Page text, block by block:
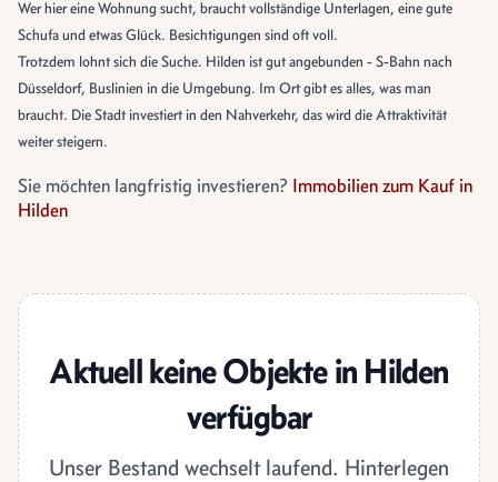
Wer hier eine Wohnung sucht, braucht vollständige Unterlagen, eine gute
Schufa und etwas Glück. Besichtigungen sind oft voll.
Trotzdem lohnt sich die Suche. Hilden ist gut angebunden - S-Bahn nach
Düsseldorf, Buslinien in die Umgebung. Im Ort gibt es alles, was man
braucht. Die Stadt investiert in den Nahverkehr, das wird die Attraktivität
weiter steigern.
Sie möchten langfristig investieren? Immobilien zum Kauf in
Hilden
Aktuell keine Objekte in Hilden
verfügbar
Unser Bestand wechselt laufend. Hinterlegen